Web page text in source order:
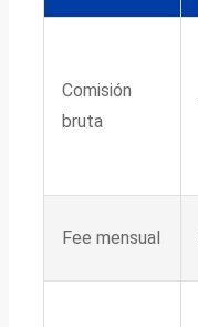
Comisión
bruta
Fee mensual